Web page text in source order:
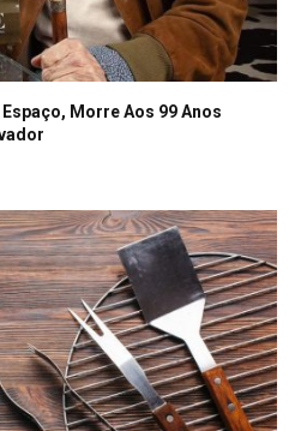
Morre Aos 99 Anos